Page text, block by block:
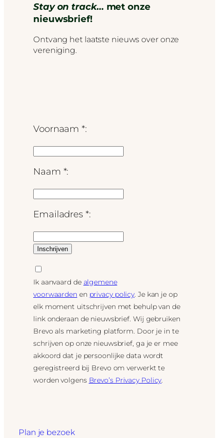
Stay on track… met onze
nieuwsbrief!
Ontvang het laatste nieuws over onze
vereniging.
Voornaam *:
Naam *:
Emailadres *:
Ik aanvaard de algemene
voorwaarden en privacy policy. Je kan je op
elk moment uitschrijven met behulp van de
link onderaan de nieuwsbrief. Wij gebruiken
Brevo als marketing platform. Door je in te
schrijven op onze nieuwsbrief, ga je er mee
akkoord dat je persoonlijke data wordt
geregistreerd bij Brevo om verwerkt te
worden volgens Brevo’s Privacy Policy.
Plan je bezoek